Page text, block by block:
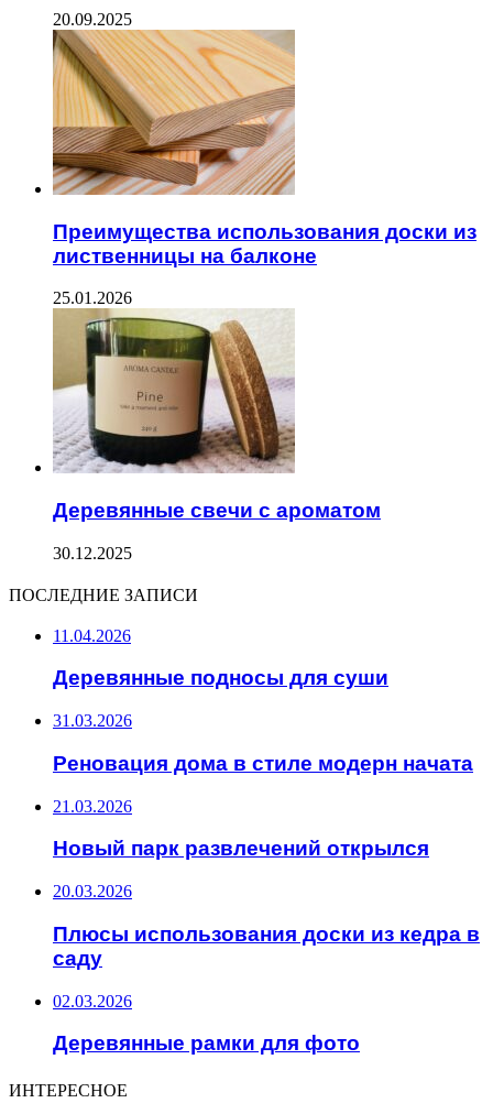
20.09.2025
Преимущества использования доски из
лиственницы на балконе
25.01.2026
Деревянные свечи с ароматом
30.12.2025
ПОСЛЕДНИЕ ЗАПИСИ
11.04.2026
Деревянные подносы для суши
31.03.2026
Реновация дома в стиле модерн начата
21.03.2026
Новый парк развлечений открылся
20.03.2026
Плюсы использования доски из кедра в
саду
02.03.2026
Деревянные рамки для фото
ИНТЕРЕСНОЕ